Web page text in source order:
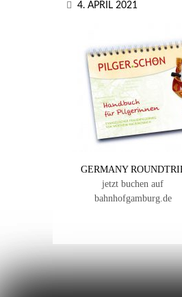
4. APRIL 2021
GERMANY
jetzt buchen auf
bahnhofgamburg.de